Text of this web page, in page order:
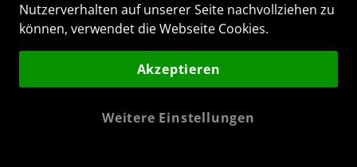
Unser Anspruch
Das Leben ist ein Geschenk! – Nun haben wir
Nutzerverhalten auf unserer Seite nachvollziehen zu
können, verwendet die Webseite Cookies.
Akzeptieren
Weitere Einstellungen